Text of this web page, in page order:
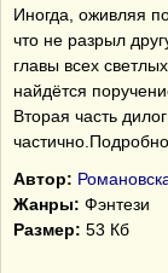
Иногда, оживляя
что не разрыл
главы всех
найдётся
Вторая часть
Автор:
Жанры: Фэнтези
Размер: 53 Кб